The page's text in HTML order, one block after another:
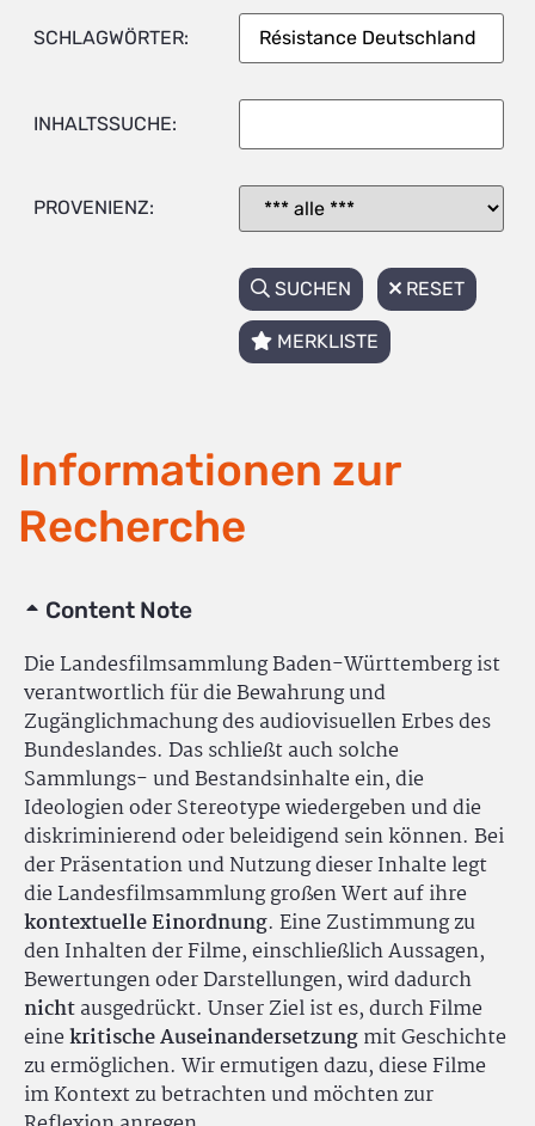
SCHLAGWÖRTER:
INHALTSSUCHE:
PROVENIENZ:
SUCHEN RESET
MERKLISTE
Informationen zur
Recherche
Content Note
Die Landesfilmsammlung Baden-Württemberg ist
verantwortlich für die Bewahrung und
Zugänglichmachung des audiovisuellen Erbes des
Bundeslandes. Das schließt auch solche
Sammlungs- und Bestandsinhalte ein, die
Ideologien oder Stereotype wiedergeben und die
diskriminierend oder beleidigend sein können. Bei
der Präsentation und Nutzung dieser Inhalte legt
die Landesfilmsammlung großen Wert auf ihre
kontextuelle Einordnung. Eine Zustimmung zu
den Inhalten der Filme, einschließlich Aussagen,
Bewertungen oder Darstellungen, wird dadurch
nichtausgedrückt. Unser Ziel ist es, durch Filme
einekritische Auseinandersetzungmit Geschichte
zu ermöglichen. Wir ermutigen dazu, diese Filme
im Kontext zu betrachten und möchten zur